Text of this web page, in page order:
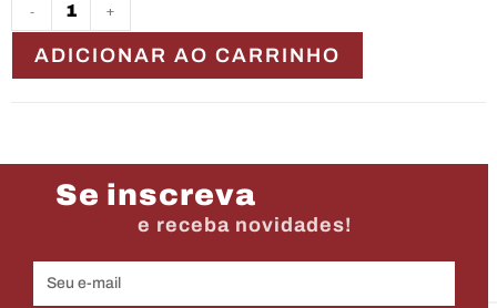
- +
ADICIONAR AO CARRINHO
Se inscreva
e receba novidades!